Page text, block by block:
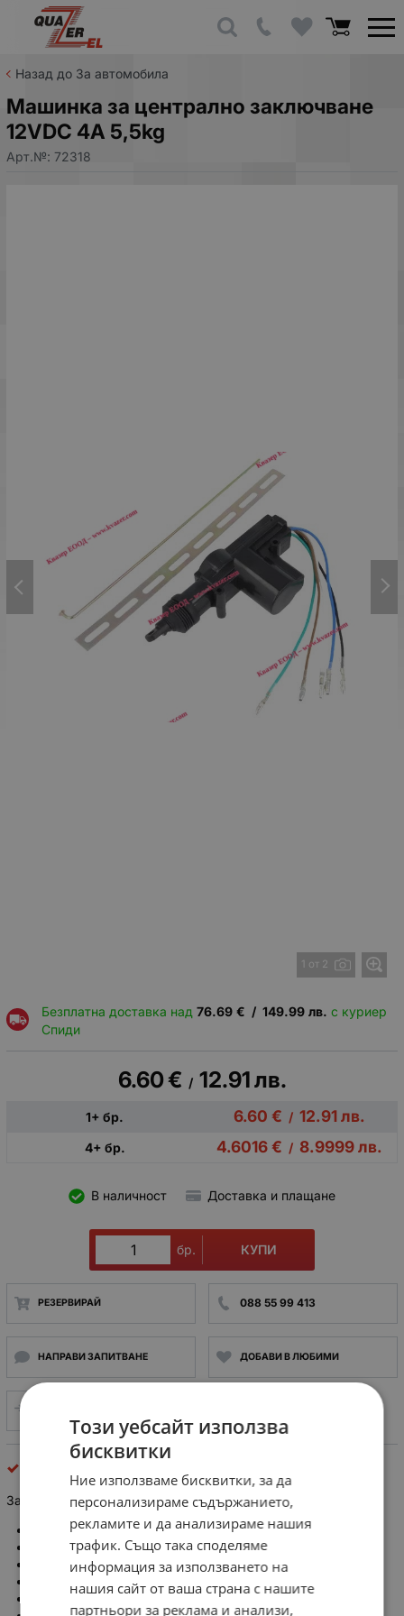
Назад до За автомобила
Машинка за централно заключване
12VDC 4A 5,5kg
Арт.№: 72318
1 от 2
Безплатна доставка над 76.69 € / 149.99 лв. с куриер
Спиди
6.60€ / 12.91лв.
1+ бр. 6.60 € / 12.91лв.
4+ бр. 4.6016€ / 8.9999лв.
В наличност Доставка и плащане
бр. КУПИ
РЕЗЕРВИРАЙ 088 55 99 413
НАПРАВИ ЗАПИТВАНЕ ДОБАВИ В ЛЮБИМИ
Задвижване за централно заключване 12VDC 4A 5.5kg
Производител: BOWI
Захранващо напрежение:12V DC
Захранващ ток DC:4A
Изводи: проводници x5
Външни размери: 160x33x62mm
Този уебсайт използва
бисквитки
Ние използваме бисквитки, за да
персонализираме съдържанието,
рекламите и да анализираме нашия
трафик. Също така споделяме
информация за използването на
нашия сайт от ваша страна с нашите
партньори за реклама и анализи,